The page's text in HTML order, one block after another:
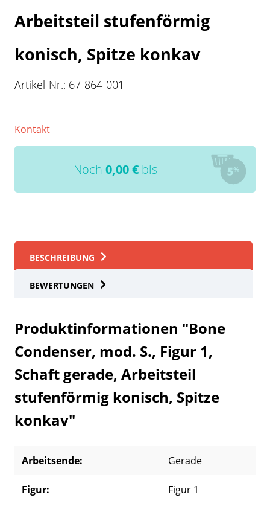
Arbeitsteil stufenförmig
konisch, Spitze konkav
Artikel-Nr.: 67-864-001
Kontakt
Noch 0,00€ bis
BESCHREIBUNG
BEWERTUNGEN
Produktinformationen "Bone
Condenser, mod. S., Figur 1,
Schaft gerade, Arbeitsteil
stufenförmig konisch, Spitze
konkav"
Arbeitsende: Gerade
Figur: Figur 1